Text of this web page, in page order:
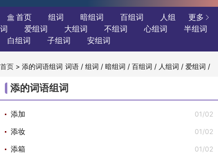
更多 
 首页 组词 暗组词 百组词
人组
词
爱组词 大组词 不组词 心组词
半组词
白组词
子组词 安组词
词语 /组词 /暗组词 /百组词 / 人组词 /爱组词 /
词
首页 > 添的词语组词
添的词语组词
01/02
添加
01/02
添妆
01/02
添箱